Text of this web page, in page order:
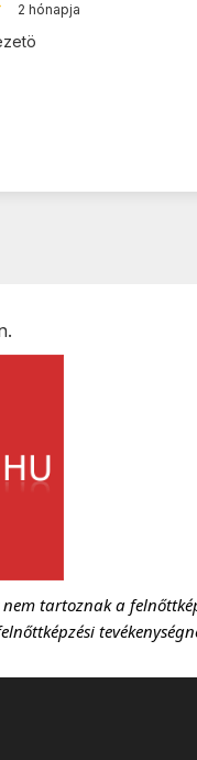
2 hónapja
tartoznak a